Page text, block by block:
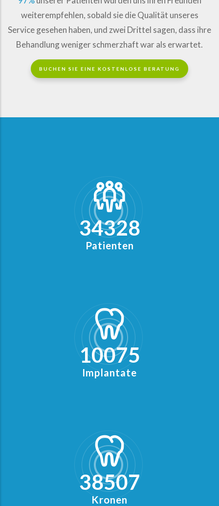
weiterempfehlen, sobald sie die Qualität unseres
Service gesehen haben, und zwei Drittel sagen, dass ihre
Behandlung weniger schmerzhaft war als erwartet.
BUCHEN SIE EINE KOSTENLOSE BERATUNG
43284
Patienten
12761
Implantate
49254
Kronen